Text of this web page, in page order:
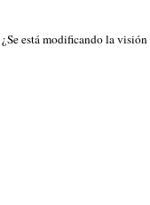
está modificando la